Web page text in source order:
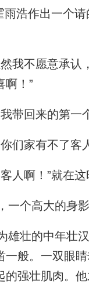
浩作出一个
我不愿意承认
啊！”
带回来的第一
们家有不了客
人啊！”就在这
个高大的身影
壮的中年壮
一般。一双眼
的强壮肌肉。